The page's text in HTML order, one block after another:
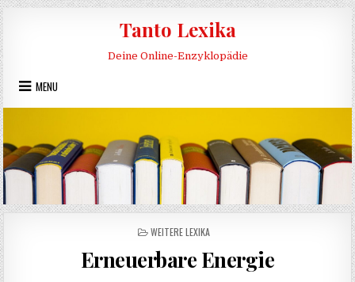
Skip to content
Tanto Lexika
Deine Online-Enzyklopädie
MENU
POSTED IN
WEITERE LEXIKA
Erneuerbare Energie